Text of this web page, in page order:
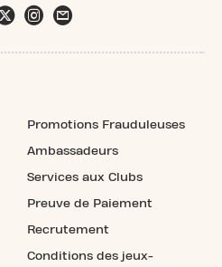
Promotions Frauduleuses
Ambassadeurs
Services aux Clubs
Preuve de Paiement
Recrutement
Conditions des jeux-